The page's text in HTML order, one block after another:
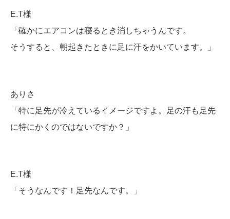
E.T様
「確かにエアコンは寝るとき消しちゃうんです。
そうすると、朝起きたときに足に汗をかいています。」
ありさ
「特に足先が冷えているイメージですよ。足の汗も足先
に特にかくのではないですか？」
E.T様
「そうなんです！足先なんです。」